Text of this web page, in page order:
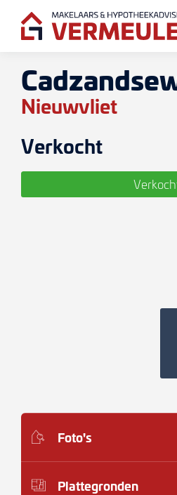
Nieuwvliet
Verkocht
Foto's
Plattegronden